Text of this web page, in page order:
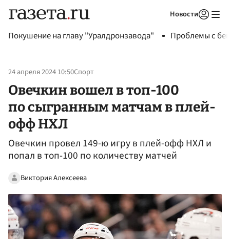
Новости
Покушение на главу "Уралдронзавода" Проблемы с
24 апреля 2024 10:50Спорт
Овечкин вошел в топ-100
по сыгранным матчам в плей-
офф НХЛ
Овечкин провел 149-ю игру в плей-офф НХЛ и
попал в топ-100 по количеству матчей
Виктория Алексеева